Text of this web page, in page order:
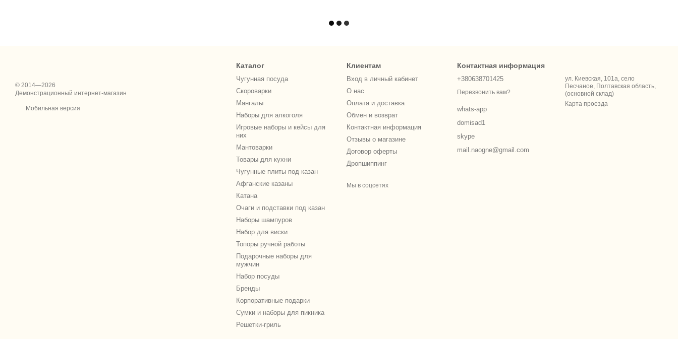
© 2014—2026
Демонстрационный интернет-магазин
Мобильная версия
Каталог
Чугунная посуда
Скороварки
Мангалы
Наборы для алкоголя
Игровые наборы и кейсы для
них
Мантоварки
Товары для кухни
Чугунные плиты под казан
Афганские казаны
Катана
Очаги и подставки под казан
Наборы шампуров
Набор для виски
Топоры ручной работы
Подарочные наборы для
мужчин
Набор посуды
Бренды
Корпоративные подарки
Сумки и наборы для пикника
Решетки-гриль
Клиентам
Вход в личный кабинет
О нас
Оплата и доставка
Обмен и возврат
Контактная информация
Отзывы о магазине
Договор оферты
Дропшиппинг
Мы в соцсетях
Контактная информация
+380638701425
Перезвонить вам?
whats-app
domisad1
skype
mail.naogne@gmail.com
ул. Киевская, 101а, село
Песчаное, Полтавская область,
(основной склад)
Карта проезда